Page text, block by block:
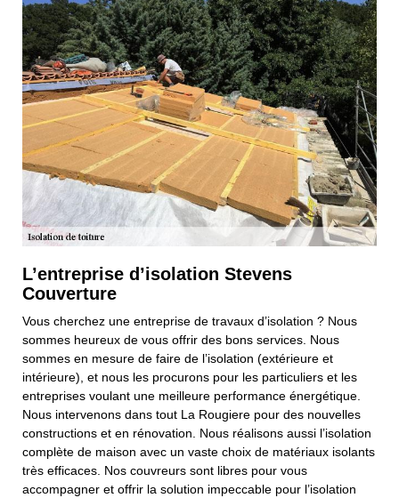
L’entreprise d’isolation Stevens
Couverture
Vous cherchez une entreprise de travaux d’isolation ? Nous
sommes heureux de vous offrir des bons services. Nous
sommes en mesure de faire de l’isolation (extérieure et
intérieure), et nous les procurons pour les particuliers et les
entreprises voulant une meilleure performance énergétique.
Nous intervenons dans tout La Rougiere pour des nouvelles
constructions et en rénovation. Nous réalisons aussi l’isolation
complète de maison avec un vaste choix de matériaux isolants
très efficaces. Nos couvreurs sont libres pour vous
accompagner et offrir la solution impeccable pour l’isolation